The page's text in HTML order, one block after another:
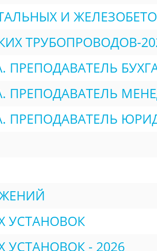
И
ТРУБОПРОВОДОВ-
ПРЕПОДАВАТЕЛЬ
ПРЕПОДАВАТЕЛЬ
УСТАНОВОК
УСТАНОВОК - 2026